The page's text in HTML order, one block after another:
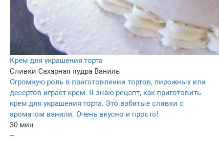
Крем для украшения торта
Сливки Сахарная пудра Ваниль
Огромную роль в приготовлении тортов, пирожных или
десертов играет крем. Я знаю рецепт, как приготовить
крем для украшения торта. Это взбитые сливки с
ароматом ванили. Очень вкусно и просто!
30 мин
–